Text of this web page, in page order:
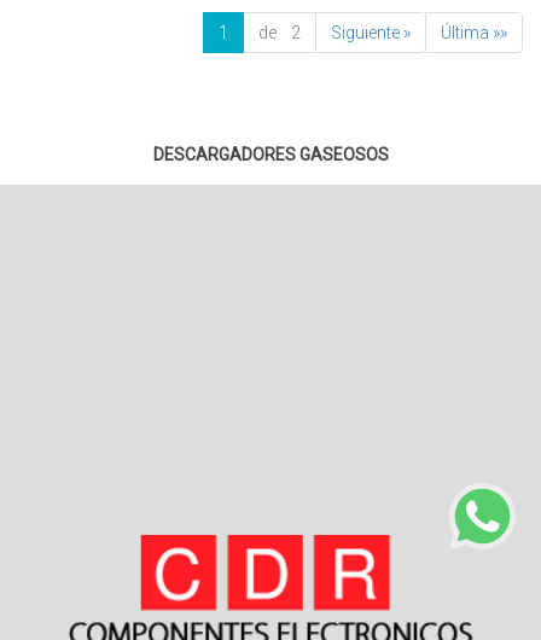
1 de 2 Siguiente » Última »»
DESCARGADORES GASEOSOS